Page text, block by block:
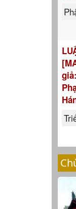
giả: NĀGĀRJUNA ( LONG THỌ) - Dịch
Phạn ra